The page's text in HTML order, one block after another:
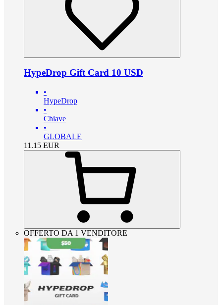
HypeDrop Gift Card 10 USD
•
HypeDrop
•
Chiave
•
GLOBALE
11.15 EUR
OFFERTO DA 1 VENDITORE